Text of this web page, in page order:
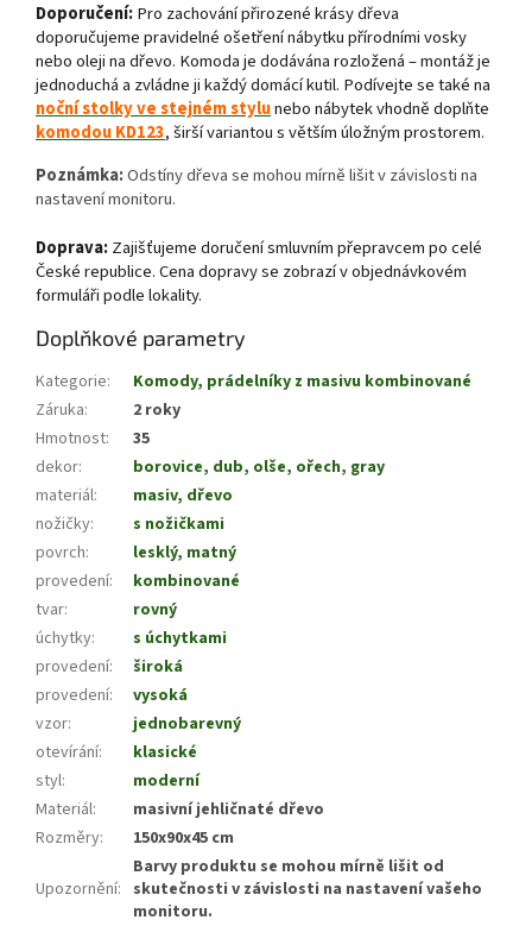
Doporučení:Pro zachování přirozené krásy dřeva
doporučujeme pravidelné ošetření nábytku přírodními vosky
nebo oleji na dřevo. Komoda je dodávána rozložená – montáž je
jednoduchá a zvládne ji každý domácí kutil. Podívejte se také na
noční stolky ve stejném stylunebo nábytek vhodně doplňte
komodou KD123, širší variantou s větším úložným prostorem.
Poznámka:Odstíny dřeva se mohou mírně lišit v závislosti na
nastavení monitoru.
Doprava:Zajišťujeme doručení smluvním přepravcem po celé
České republice. Cena dopravy se zobrazí v objednávkovém
formuláři podle lokality.
Doplňkové parametry
Kategorie:
Komody, prádelníky z masivu kombinované
Záruka:
2 roky
Hmotnost:
35
dekor:
borovice, dub, olše, ořech, gray
materiál:
masiv, dřevo
nožičky:
s nožičkami
povrch:
lesklý, matný
provedení:
kombinované
tvar:
rovný
úchytky:
s úchytkami
provedení:
široká
provedení:
vysoká
vzor:
jednobarevný
otevírání:
klasické
styl:
moderní
Materiál:
masivní jehličnaté dřevo
Rozměry: 150x90x45 cm
Upozornění:
Barvy produktu se mohou mírně lišit od
skutečnosti v závislosti na nastavení vašeho
monitoru.